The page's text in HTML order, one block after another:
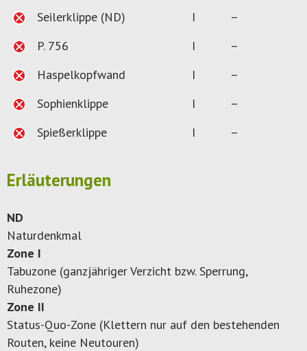
Seilerklippe (ND)
I
–
P. 756
I
–
Haspelkopfwand
I
–
Sophienklippe
I
–
Spießerklippe
I –
Erläuterungen
ND
Naturdenkmal
Zone I
Tabuzone (ganzjähriger Verzicht bzw. Sperrung,
Ruhezone)
Zone II
Status-Quo-Zone (Klettern nur auf den bestehenden
Routen, keine Neutouren)